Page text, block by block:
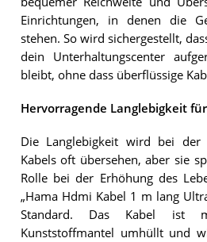
Einrichtungen, in denen die
stehen. So wird sichergestellt,
dein Unterhaltungscenter
bleibt, ohne dass überflüssige
Hervorragende Langlebigkeit
Die Langlebigkeit wird bei der
Kabels oft übersehen, aber sie
Rolle bei der Erhöhung des
„Hama Hdmi Kabel 1 m lang
Standard. Das Kabel ist
Kunststoffmantel umhüllt und